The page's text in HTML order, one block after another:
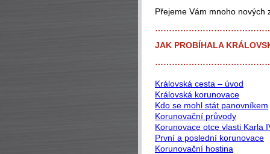
Přejeme Vám mnoho nových
JAK PROBÍHALA
Královská cesta – úvod
Královská korunovace
Kdo se mohl stát panovníkem
Korunovační průvody
Korunovace otce vlasti Karla
První a poslední korunovace
Korunovační hostina